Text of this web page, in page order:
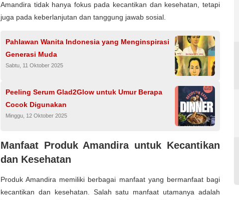
Amandira tidak hanya fokus pada kecantikan dan kesehatan, tetapi
juga pada keberlanjutan dan tanggung jawab sosial.
Pahlawan Wanita Indonesia yang Menginspirasi
Generasi Muda
Sabtu, 11 Oktober 2025
Peeling Serum Glad2Glow untuk Umur Berapa
Cocok Digunakan
Minggu, 12 Oktober 2025
Manfaat Produk Amandira untuk Kecantikan
dan Kesehatan
Produk Amandira memiliki berbagai manfaat yang bermanfaat bagi
kecantikan dan kesehatan. Salah satu manfaat utamanya adalah